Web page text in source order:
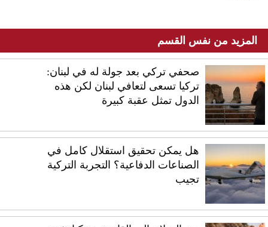
المزيد من نفس القسم
صحفي تركي بعد جولة له في لبنان:
تركيا تسعى لتعافي لبنان لكن هذه
الدول تمثل عقبة كبيرة
هل يمكن تحقيق استقلال كامل في
الصناعات الدفاعية؟ التجربة التركية
تجيب